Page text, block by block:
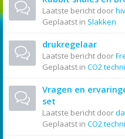
Laatste bericht door
Geplaatst in Slakken
drukregelaar
Laatste bericht door
Geplaatst in CO2
Vragen en
set
Laatste bericht door
Geplaatst in CO2